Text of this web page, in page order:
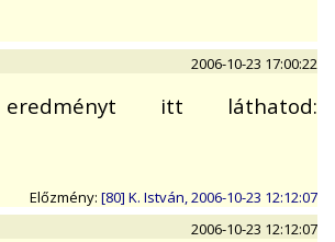
2006-10-23 17:00:22
itt láthatod:
Előzmény: [80] K. István, 2006-10-23 12:12:07
2006-10-23 12:12:07